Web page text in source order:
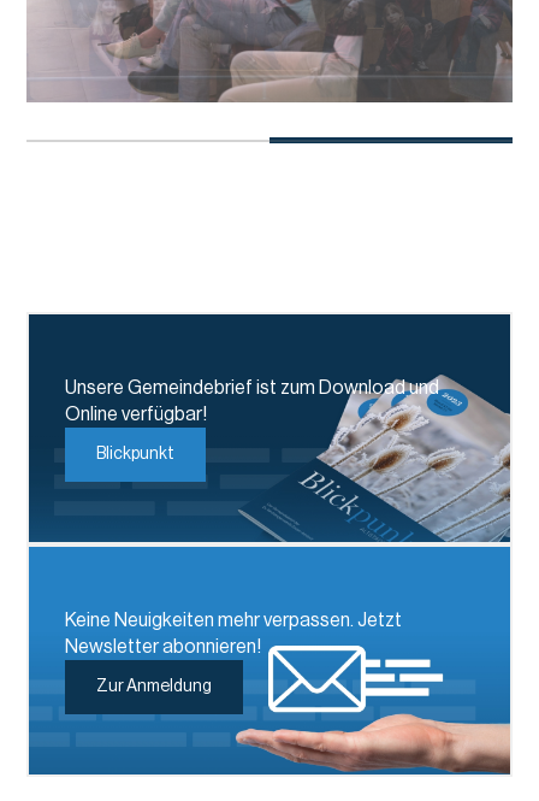
Unsere Gemeindebrief ist zum Download und
Online verfügbar!
Blickpunkt
Keine Neuigkeiten mehr verpassen. Jetzt
Newsletter abonnieren!
Zur Anmeldung